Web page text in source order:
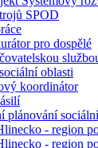
SPOD
pro dospělé
oblasti
koordinátor
plánování
- region
- region